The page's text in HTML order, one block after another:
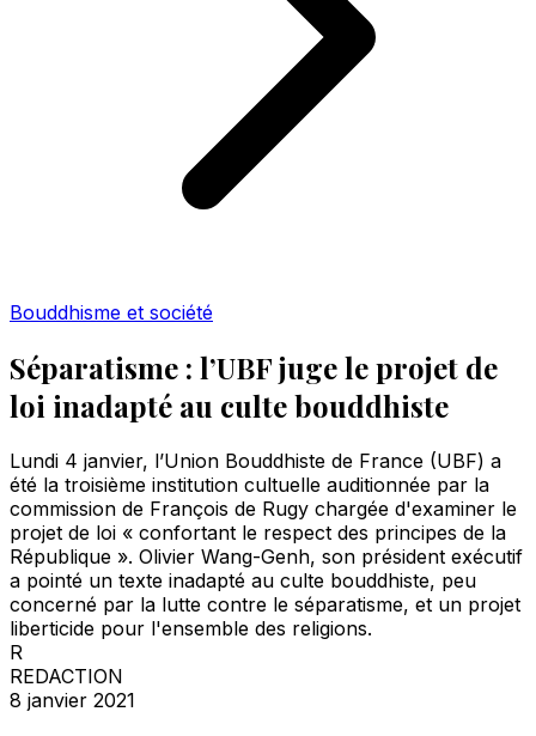
Bouddhisme et société
Séparatisme : l’UBF juge le projet de
loi inadapté au culte bouddhiste
Lundi 4 janvier, l’Union Bouddhiste de France (UBF) a
été la troisième institution cultuelle auditionnée par la
commission de François de Rugy chargée d'examiner le
projet de loi « confortant le respect des principes de la
République ». Olivier Wang-Genh, son président exécutif
a pointé un texte inadapté au culte bouddhiste, peu
concerné par la lutte contre le séparatisme, et un projet
liberticide pour l'ensemble des religions.
R
REDACTION
8 janvier 2021